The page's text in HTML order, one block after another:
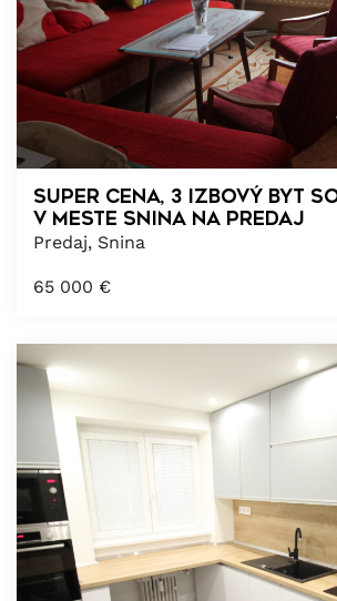
Super cena, 3 izbový byt
v meste Snina na predaj
Predaj, Snina
65 000 €